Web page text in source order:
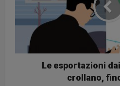
Le esportazioni
crollano,